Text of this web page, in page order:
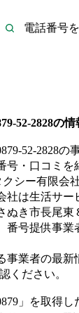
52-2828の情
52-2828の
号・口コミを
クシー有限会
社は生活サー
ぬき市長尾東
番号提供事業
事業者の最新
ください。
」を取得し